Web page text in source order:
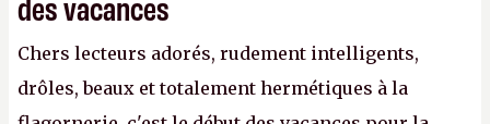
Chers lecteurs adorés, rudement intelligents,
drôles, beaux et totalement hermétiques à la